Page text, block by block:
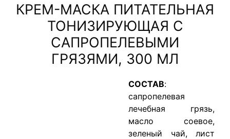
КРЕМ-МАСКА ПИТАТЕЛЬНАЯ
ТОНИЗИРУЮЩАЯ С
САПРОПЕЛЕВЫМИ
ГРЯЗЯМИ, 300 МЛ
СОСТАВ:
сапропелевая
лечебная грязь,
масло соевое,
зеленый чай, лист